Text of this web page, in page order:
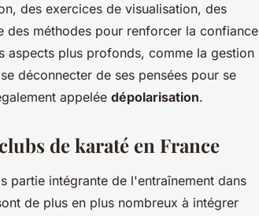
des exercices de visualisation, des
méthodes pour renforcer la confiance
aspects plus profonds, comme la gestion
déconnecter de ses pensées pour se
appelée dépolarisation.
de karaté en France
partie intégrante de l'entraînement dans
de plus en plus nombreux à intégrer